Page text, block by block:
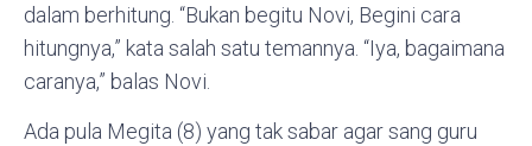
dalam berhitung. “Bukan begitu Novi, Begini cara
hitungnya,” kata salah satu temannya. “Iya, bagaimana
caranya,” balas Novi.
Ada pula Megita (8) yang tak sabar agar sang guru